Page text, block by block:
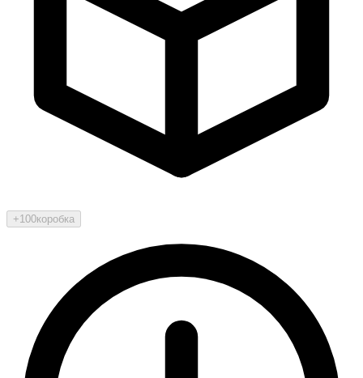
+100коробка